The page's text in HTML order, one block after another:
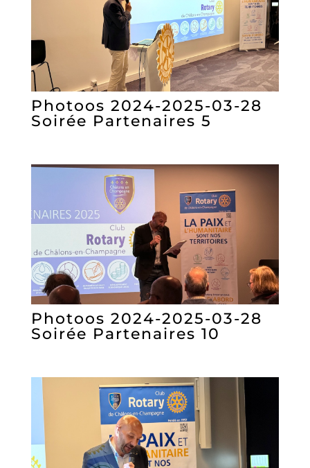
Photoos 2024-2025-03-28
Soirée Partenaires 5
Photoos 2024-2025-03-28
Soirée Partenaires 10